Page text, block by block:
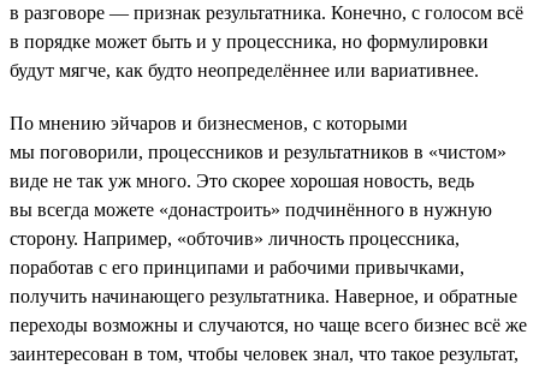
в разговоре — признак результатника. Конечно, с голосом всё
в порядке может быть и у процессника, но формулировки
будут мягче, как будто неопределённее или вариативнее.
По мнению эйчаров и бизнесменов, с которыми
мы поговорили, процессников и результатников в «чистом»
виде не так уж много. Это скорее хорошая новость, ведь
вы всегда можете «донастроить» подчинённого в нужную
сторону. Например, «обточив» личность процессника,
поработав с его принципами и рабочими привычками,
получить начинающего результатника. Наверное, и обратные
переходы возможны и случаются, но чаще всего бизнес всё же
заинтересован в том, чтобы человек знал, что такое результат,